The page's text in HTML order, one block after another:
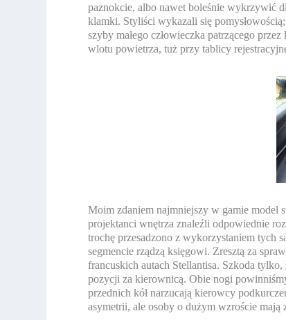
paznokcie, albo nawet boleśnie wykrzywić
klamki. Styliści wykazali się
szyby małego człowieczka patrzącego
wlotu powietrza, tuż przy tablicy
Moim zdaniem najmniejszy w gamie model
projektanci wnętrza znaleźli odpowiednie
trochę przesadzono z wykorzystaniem tych
segmencie rządzą księgowi. Zresztą za
francuskich autach Stellantisa. Szkoda
pozycji za kierownicą. Obie nogi
przednich kół narzucają kierowcy
asymetrii, ale osoby o dużym wzroście mają